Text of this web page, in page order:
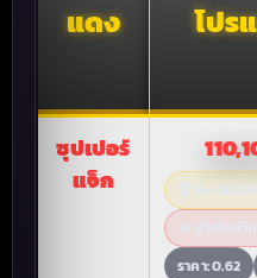
แดง
โปร
ซุปเปอร์
แจ็ก
🏆 ชิง
ราคา: 0.62